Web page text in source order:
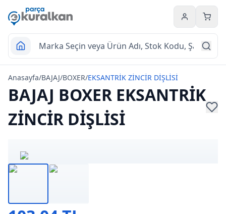
Hesabım
Anasayfa/BAJAJ/BOXER/EKSANTRİK ZİNCİR DİŞLİSİ
BAJAJ BOXER EKSANTRİK
ZİNCİR DİŞLİSİ